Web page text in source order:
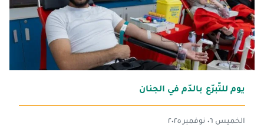
يوم للتّبرّع بالدّم في الجنان
الخميس ٠٦ نوفمبر ٢٠٢٥